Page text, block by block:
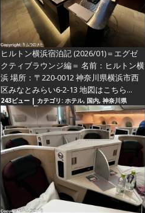
ヒルトン横浜宿泊記 (2026/01)＝エグゼ
クティブラウンジ編＝ 名前：ヒルトン横
浜 場所：〒220-0012 神奈川県横浜市西
区みなとみらい6-2-13 地図はこちら...
243ビュー | カテゴリ: ホテル, 国内, 神奈川県